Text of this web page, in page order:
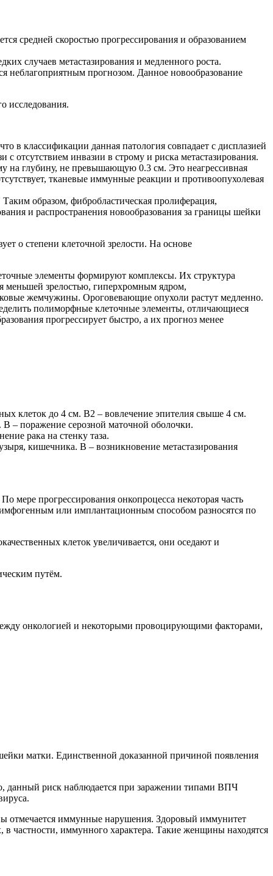
средней скоростью прогрессирования и образованием
случаев метастазирования и медленного роста.
неблагоприятным прогнозом. Данное новообразование
исследования.
в классификации данная патология совпадает с дисплазией
отсутствием инвазии в строму и риска метастазирования.
на глубину, не превышающую 0.3 см. Это неагрессивная
тканевые иммунные реакции и противоопухолевая
образом, фибробластическая пролиферация,
и распространения новообразования за границы шейки
о степени клеточной зрелости. На основе
элементы формируют комплексы. Их структура
меньшей зрелостью, гиперхромным ядром,
жемчужины. Ороговевающие опухоли растут медленно.
полиморфные клеточные элементы, отличающиеся
прогрессирует быстро, а их прогноз менее
клеток до 4 см. В2 – вовлечение эпителия свыше 4 см.
В – поражение серозной маточной оболочки.
рака на стенку таза.
кишечника. В – возникновение метастазирования
мере прогрессирования онкопроцесса некоторая часть
или имплантационным способом разносятся по
клеток увеличивается, они оседают и
путём.
онкологией и некоторыми провоцирующими факторами,
матки. Единственной доказанной причиной появления
данный риск наблюдается при заражении типами ВПЧ
отмечается иммунные нарушения. Здоровый иммунитет
в частности, иммунного характера. Такие женщины находятся